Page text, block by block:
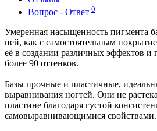
Вопрос - Ответ 0
Умеренная насыщенность пигмента
ней, как с самостоятельным
её в создании различных эффектов и
более 90 оттенков.
Базы прочные и пластичные,
выравнивания ногтей. Они не
пластине благодаря густой
самовыравнивающимися свойствами.